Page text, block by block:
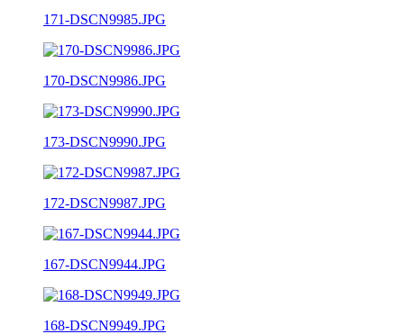
171-DSCN9985.JPG
170-DSCN9986.JPG
173-DSCN9990.JPG
172-DSCN9987.JPG
167-DSCN9944.JPG
168-DSCN9949.JPG